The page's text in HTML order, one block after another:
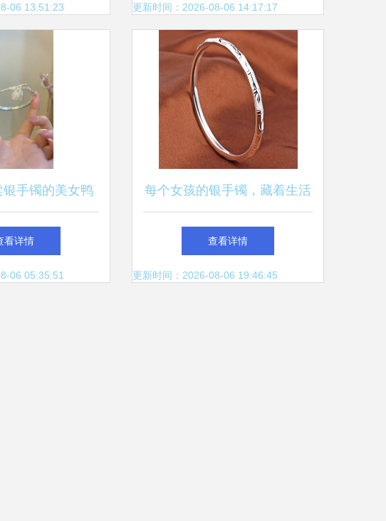
解析
06 13:51:23 更新时间：2026-08-06 14:17:17
手镯的美女鸭
饰品故事
看详情
06 05:35:51
每个女孩的银手镯，藏着生活
给予的温柔鎏光
查看详情
更新时间：2026-08-06 19:46:45